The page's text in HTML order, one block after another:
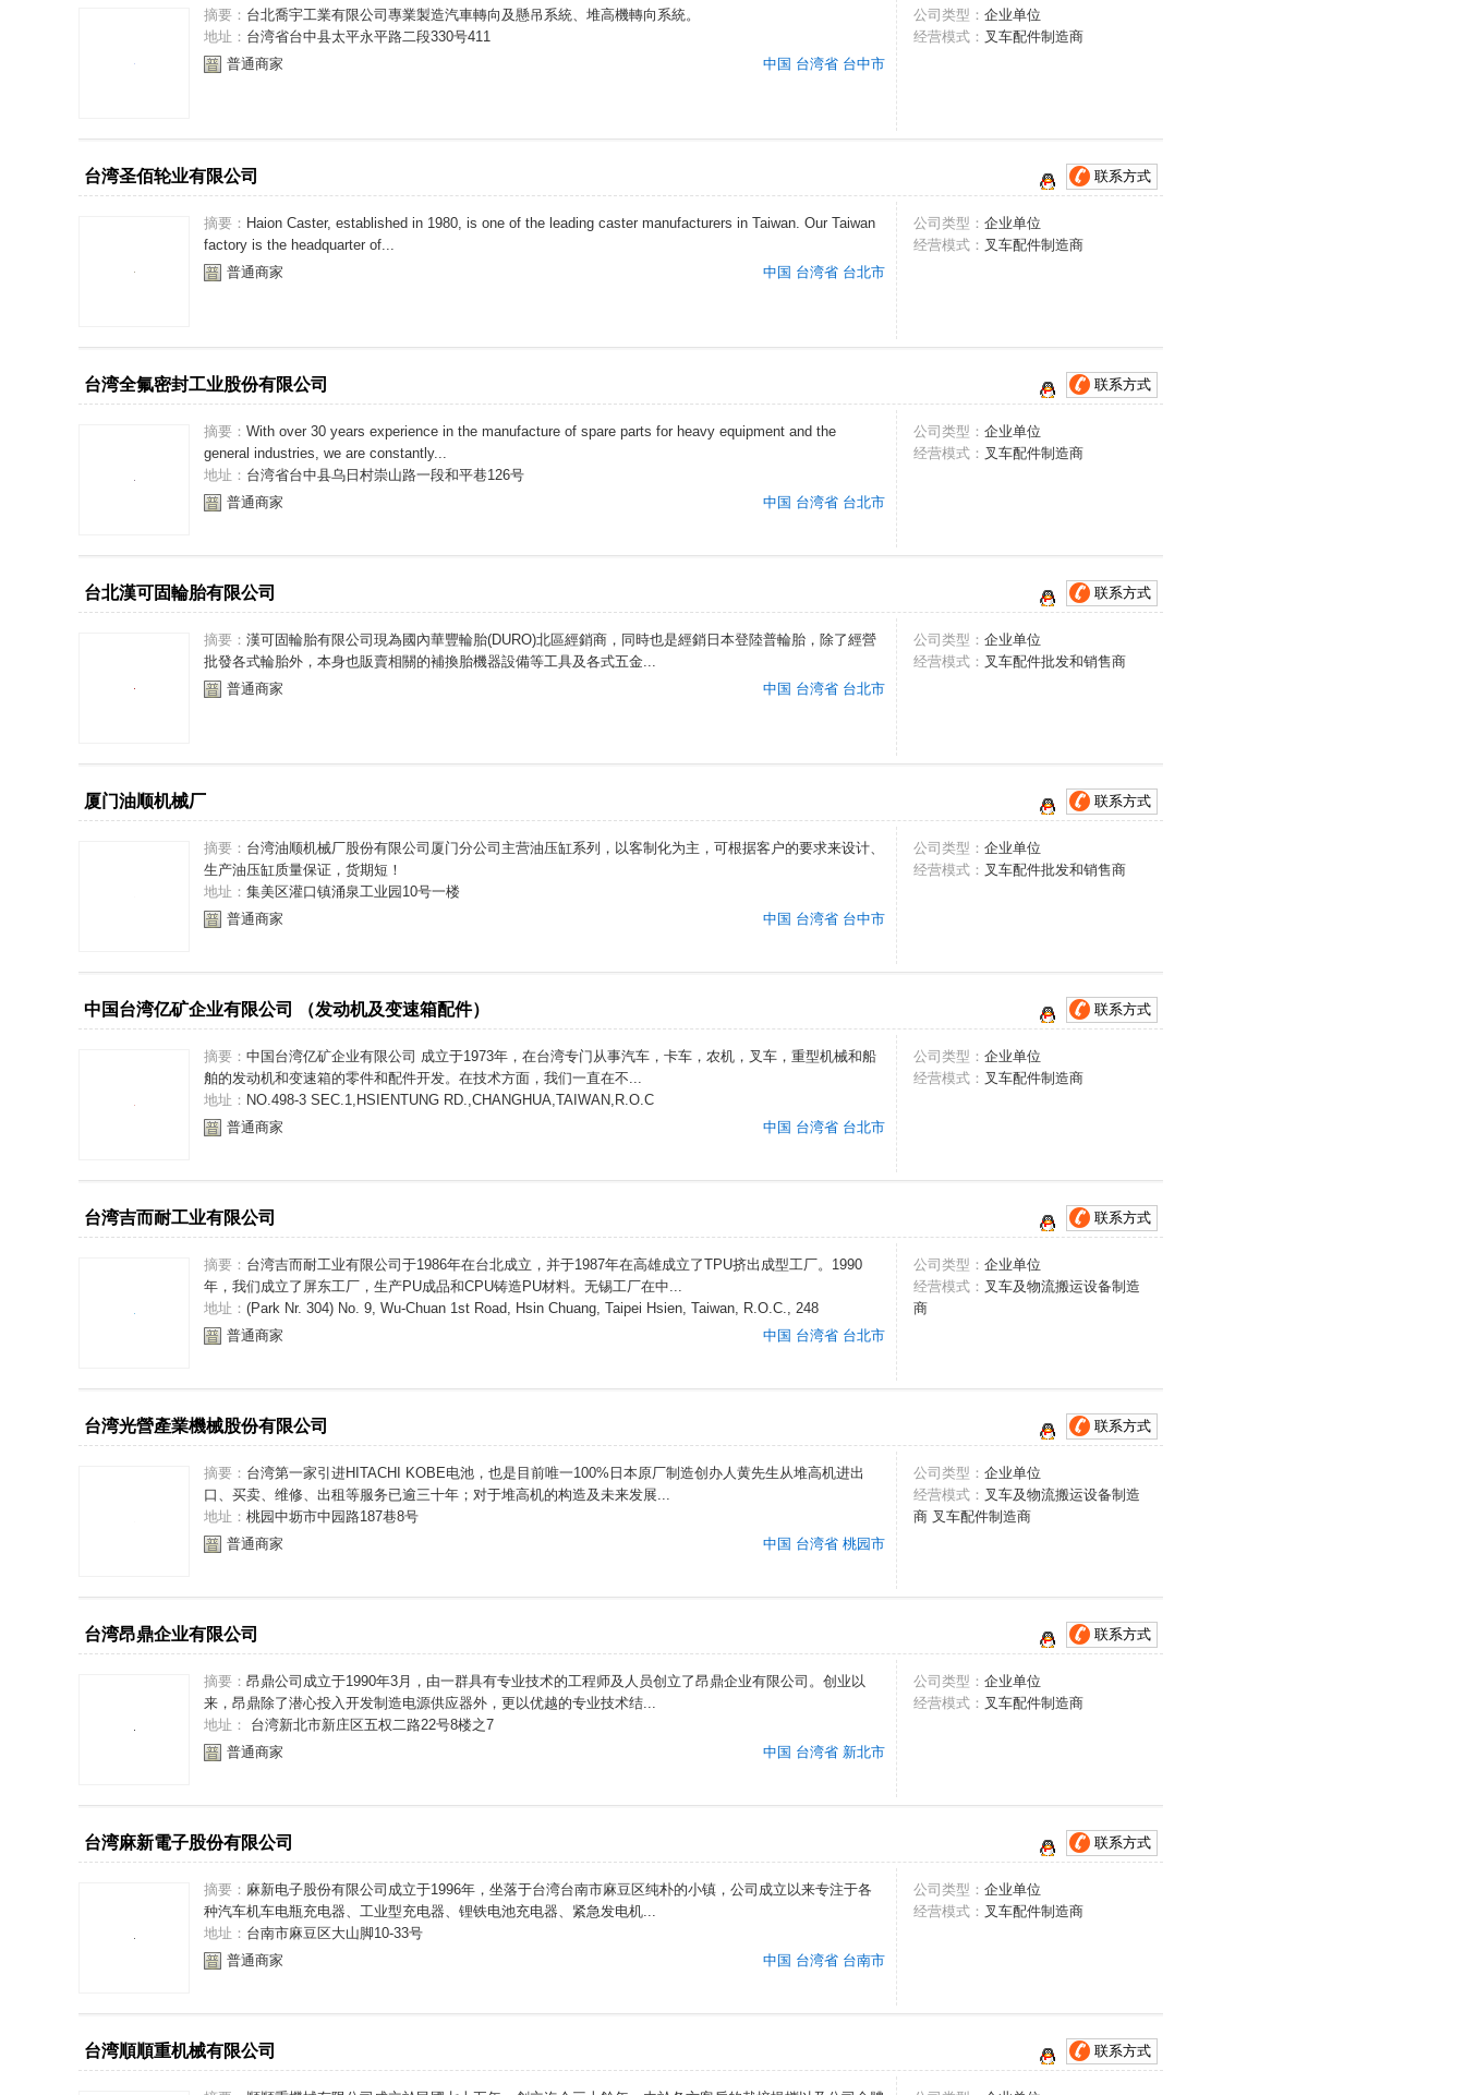
摘要： 台北喬宇工業有限公司專業製造汽車轉向及懸吊系統、堆高機轉向系統。
地址： 台湾省台中县太平永平路二段330号411
普通商家
中国 台湾省 台中市
公司类型： 企业单位
经营模式： 叉车配件制造商
台湾圣佰轮业有限公司 联系方式
摘要： Haion Caster, established in 1980, is one of the leading caster manufacturers in Taiwan. Our Taiwan
factory is the headquarter of...
普通商家
中国 台湾省 台北市
公司类型： 企业单位
经营模式： 叉车配件制造商
台湾全氟密封工业股份有限公司 联系方式
摘要： With over 30 years experience in the manufacture of spare parts for heavy equipment and the
general industries, we are constantly...
地址： 台湾省台中县乌日村崇山路一段和平巷126号
普通商家
中国 台湾省 台北市
公司类型： 企业单位
经营模式： 叉车配件制造商
台北漢可固輪胎有限公司 联系方式
摘要： 漢可固輪胎有限公司現為國內華豐輪胎(DURO)北區經銷商，同時也是經銷日本登陸普輪胎，除了經營
批發各式輪胎外，本身也販賣相關的補換胎機器設備等工具及各式五金...
普通商家
中国 台湾省 台北市
公司类型： 企业单位
经营模式： 叉车配件批发和销售商
厦门油顺机械厂 联系方式
摘要： 台湾油顺机械厂股份有限公司厦门分公司主营油压缸系列，以客制化为主，可根据客户的要求来设计、
生产油压缸质量保证，货期短！
地址： 集美区灌口镇涌泉工业园10号一楼
普通商家
中国 台湾省 台中市
公司类型： 企业单位
经营模式： 叉车配件批发和销售商
中国台湾亿矿企业有限公司 （发动机及变速箱配件） 联系方式
摘要： 中国台湾亿矿企业有限公司 成立于1973年，在台湾专门从事汽车，卡车，农机，叉车，重型机械和船
舶的发动机和变速箱的零件和配件开发。在技术方面，我们一直在不...
地址： NO.498-3 SEC.1,HSIENTUNG RD.,CHANGHUA,TAIWAN,R.O.C
普通商家
中国 台湾省 台北市
公司类型： 企业单位
经营模式： 叉车配件制造商
台湾吉而耐工业有限公司 联系方式
摘要： 台湾吉而耐工业有限公司于1986年在台北成立，并于1987年在高雄成立了TPU挤出成型工厂。1990
年，我们成立了屏东工厂，生产PU成品和CPU铸造PU材料。无锡工厂在中...
地址： (Park Nr. 304) No. 9, Wu-Chuan 1st Road, Hsin Chuang, Taipei Hsien, Taiwan, R.O.C., 248
普通商家
中国 台湾省 台北市
公司类型： 企业单位
经营模式： 叉车及物流搬运设备制造
商
台湾光營產業機械股份有限公司 联系方式
摘要： 台湾第一家引进HITACHI KOBE电池，也是目前唯一100%日本原厂制造创办人黄先生从堆高机进出
口、买卖、维修、出租等服务已逾三十年；对于堆高机的构造及未来发展...
地址： 桃园中坜市中园路187巷8号
普通商家
中国 台湾省 桃园市
公司类型： 企业单位
经营模式： 叉车及物流搬运设备制造
商 叉车配件制造商
台湾昂鼎企业有限公司 联系方式
摘要： 昂鼎公司成立于1990年3月，由一群具有专业技术的工程师及人员创立了昂鼎企业有限公司。创业以
来，昂鼎除了潜心投入开发制造电源供应器外，更以优越的专业技术结...
地址：
台湾新北市新庄区五权二路22号8楼之7
普通商家
中国 台湾省 新北市
公司类型： 企业单位
经营模式： 叉车配件制造商
台湾麻新電子股份有限公司 联系方式
摘要： 麻新电子股份有限公司成立于1996年，坐落于台湾台南市麻豆区纯朴的小镇，公司成立以来专注于各
种汽车机车电瓶充电器、工业型充电器、锂铁电池充电器、紧急发电机...
地址： 台南市麻豆区大山脚10-33号
普通商家
中国 台湾省 台南市
公司类型： 企业单位
经营模式： 叉车配件制造商
台湾順順重机械有限公司 联系方式